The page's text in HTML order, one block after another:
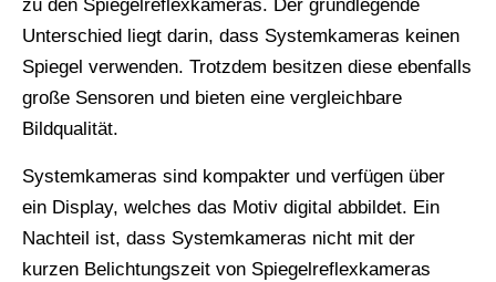
zu den Spiegelreflexkameras. Der grundlegende
Unterschied liegt darin, dass Systemkameras keinen
Spiegel verwenden. Trotzdem besitzen diese ebenfalls
große Sensoren und bieten eine vergleichbare
Bildqualität.
Systemkameras sind kompakter und verfügen über
ein Display, welches das Motiv digital abbildet. Ein
Nachteil ist, dass Systemkameras nicht mit der
kurzen Belichtungszeit von Spiegelreflexkameras